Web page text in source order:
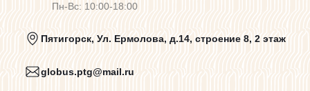
Политика конфиденциальности
Пользовательское соглашение
Пн-Вс: 10:00-18:00
Пятигорск, Ул. Ермолова, д.14, строение 8, 2 этаж
globus.ptg@mail.ru